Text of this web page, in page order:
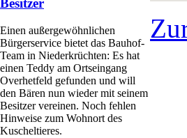
Besitzer
Einen außergewöhnlichen
Bürgerservice bietet das Bauhof-
Team in Niederkrüchten: Es hat
einen Teddy am Ortseingang
Overhetfeld gefunden und will
den Bären nun wieder mit seinem
Besitzer vereinen. Noch fehlen
Hinweise zum Wohnort des
Kuscheltieres.